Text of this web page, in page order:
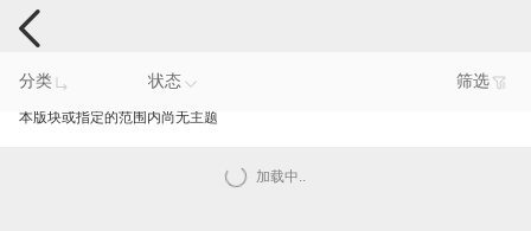
手机反馈
分类 状态 筛选
本版块或指定的范围内尚无主题
加载中..